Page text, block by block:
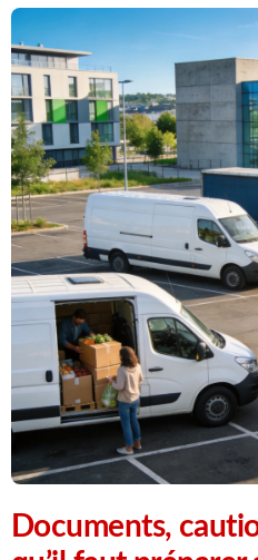
Documents,